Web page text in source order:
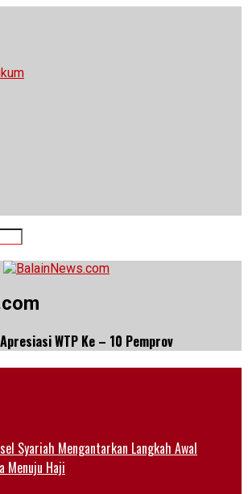
WTP Ke – 10 Pemprov
Syariah Mengantarkan Langkah Awal
Menuju Haji